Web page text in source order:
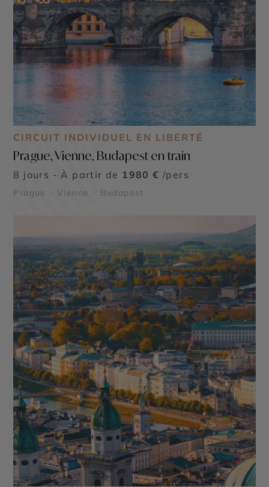
CIRCUIT INDIVIDUEL EN LIBERTÉ
Prague, Vienne, Budapest en train
8 jours - À partir de 1980 € /pers
Prague - Vienne - Budapest